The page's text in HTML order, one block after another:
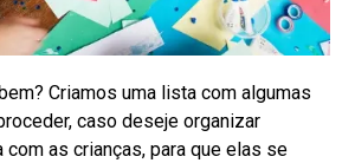
Criamos uma lista com algumas
caso deseje organizar
as crianças, para que elas se